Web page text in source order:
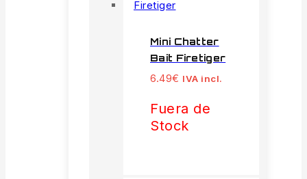
Mini Chatter
Bait Firetiger
6.49€ IVA incl.
Fuera de
Stock